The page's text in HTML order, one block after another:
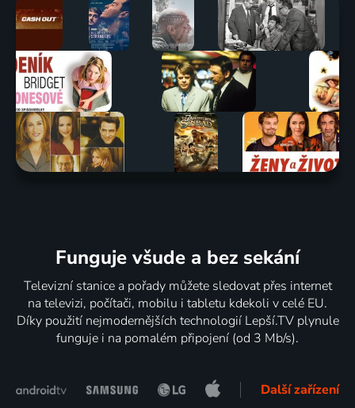
Funguje všude a bez sekání
Televizní stanice a pořady můžete sledovat přes internet
na televizi, počítači, mobilu i tabletu kdekoli v celé EU.
Díky použití nejmodernějších technologií Lepší.TV plynule
funguje i na pomalém připojení (od 3 Mb/s).
Další zařízení